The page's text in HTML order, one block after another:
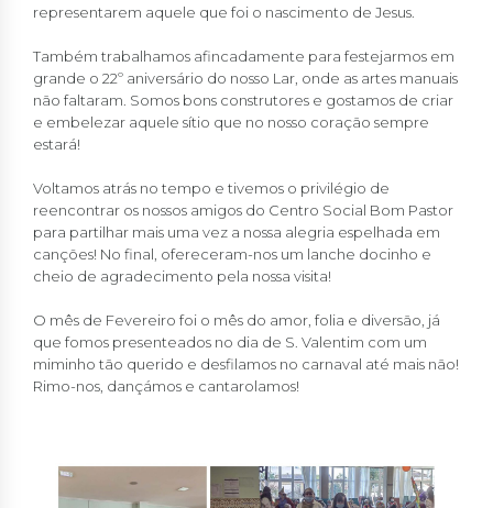
representarem aquele que foi o nascimento de Jesus.
Também trabalhamos afincadamente para festejarmos em
grande o 22º aniversário do nosso Lar, onde as artes manuais
não faltaram. Somos bons construtores e gostamos de criar
e embelezar aquele sítio que no nosso coração sempre
estará!
Voltamos atrás no tempo e tivemos o privilégio de
reencontrar os nossos amigos do Centro Social Bom Pastor
para partilhar mais uma vez a nossa alegria espelhada em
canções! No final, ofereceram-nos um lanche docinho e
cheio de agradecimento pela nossa visita!
O mês de Fevereiro foi o mês do amor, folia e diversão, já
que fomos presenteados no dia de S. Valentim com um
miminho tão querido e desfilamos no carnaval até mais não!
Rimo-nos, dançámos e cantarolamos!